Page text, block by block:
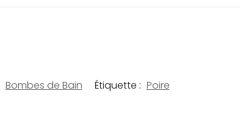
Bombes de Bain Étiquette : Poire